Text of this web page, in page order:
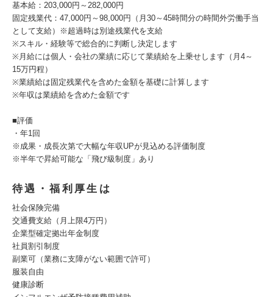
基本給：203,000円～282,000円
固定残業代：47,000円～98,000円（月30～45時間分の時間外労働手当
として支給）※超過時は別途残業代を支給
※スキル・経験等で総合的に判断し決定します
※月給には個人・会社の業績に応じて業績給を上乗せします（月4～
15万円程）
※業績給は固定残業代を含めた金額を基礎に計算します
※年収は業績給を含めた金額です
■評価
・年1回
※成果・成長次第で大幅な年収UPが見込める評価制度
※半年で昇給可能な「飛び級制度」あり
待遇・福利厚生は
社会保険完備
交通費支給（月上限4万円）
企業型確定拠出年金制度
社員割引制度
副業可（業務に支障がない範囲で許可）
服装自由
健康診断